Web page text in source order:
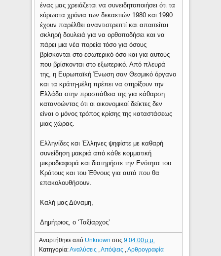
ένας μας χρειάζεται να συνειδητοποιήσει ότι τα
εύρωστα χρόνια των δεκαετιών 1980 και 1990
έχουν παρέλθει αναντιστρεπτί και απαιτείται
σκληρή δουλειά για να ορθοποδήσει και να
πάρει μια νέα πορεία τόσο για όσους
βρίσκονται στο εσωτερικό όσο και για αυτούς
που βρίσκονται στο εξωτερικό. Από πλευρά
της, η Ευρωπαϊκή Ένωση σαν Θεσμικό όργανο
και τα κράτη-μέλη πρέπει να στηρίξουν την
Ελλάδα στην προσπάθεια της για κάθαρση
κατανοώντας ότι οι οικονομικοί δείκτες δεν
είναι ο μόνος τρόπος κρίσης της καταστάσεως
μιας χώρας.
Ελληνίδες και Έλληνες ψηφίστε με καθαρή
συνείδηση μακριά από κάθε κομματική
μικροδιαφορά και διατηρήστε την Ενότητα του
Κράτους και του Έθνους για αυτά που θα
επακολουθήσουν.
Καλή μας Δύναμη,
Δημήτριος, ο ‘Ταξίαρχος’
Αναρτήθηκε από Unknownστις9:04:00 μ.μ.
Κατηγορία:Αναλύσεις ,Απόψεις ,Αρθρογραφία